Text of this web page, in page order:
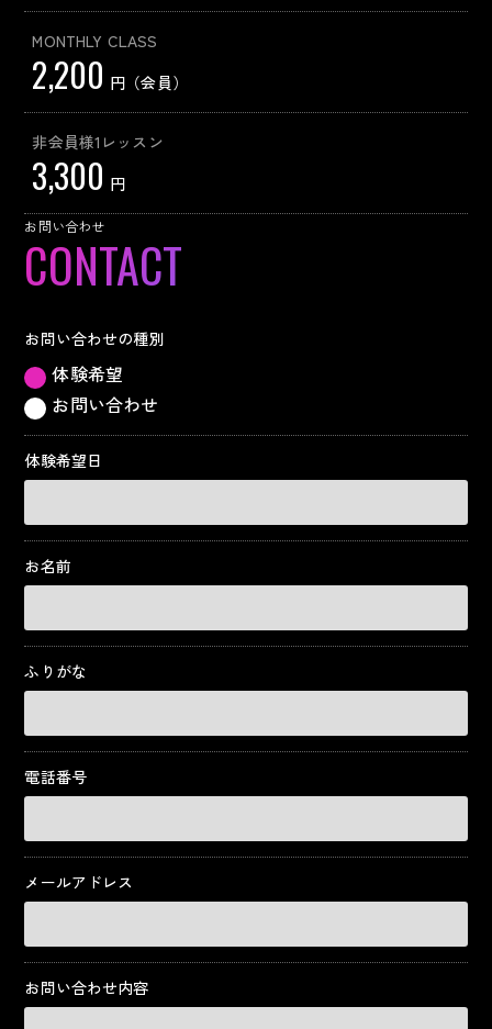
MONTHLY CLASS
2,200 円（会員）
非会員様1レッスン
3,300 円
お問い合わせ
お問い合わせの種別
体験希望
お問い合わせ
体験希望日
お名前
ふりがな
電話番号
メールアドレス
お問い合わせ内容